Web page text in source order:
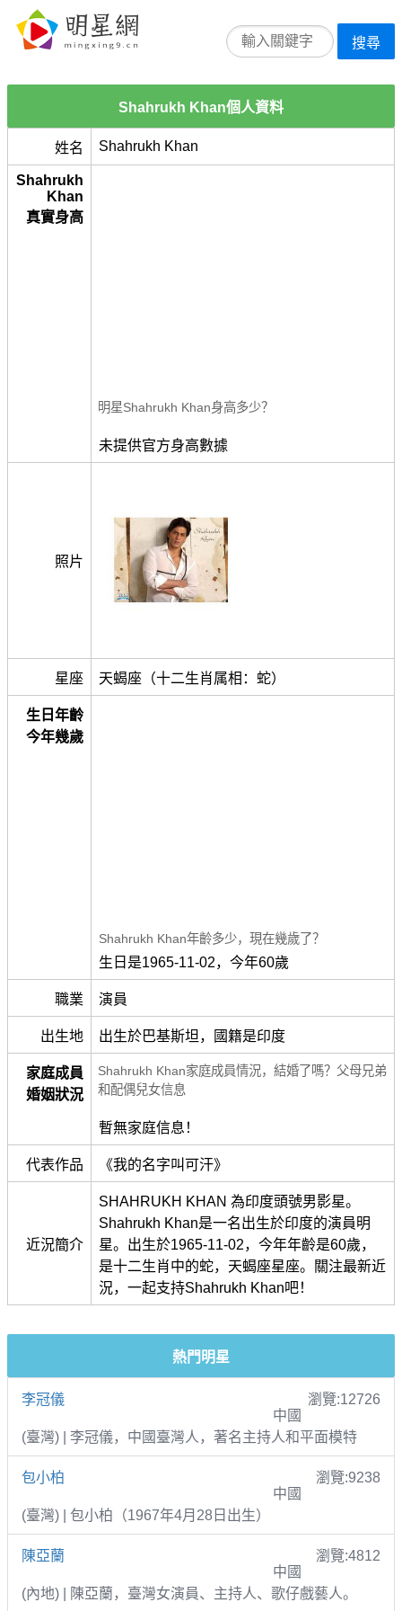
搜尋
Shahrukh Khan個人資料
姓名 Shahrukh Khan
Shahrukh
Khan
真實身高
明星Shahrukh Khan身高多少？
未提供官方身高數據
照片
星座 天蝎座（十二生肖属相：蛇）
生日年齡
今年幾歲
Shahrukh Khan年齡多少，現在幾歲了？
生日是1965-11-02，今年60歲
職業 演員
出生地 出生於巴基斯坦，國籍是印度
家庭成員
婚姻狀況
Shahrukh Khan家庭成員情況，結婚了嗎？父母兄弟
和配偶兒女信息
暫無家庭信息！
代表作品 《我的名字叫可汗》
近況簡介
SHAHRUKH KHAN 為印度頭號男影星。
Shahrukh Khan是一名出生於印度的演員明
星。出生於1965-11-02，今年年齡是60歲，
是十二生肖中的蛇，天蝎座星座。關注最新近
況，一起支持Shahrukh Khan吧！
熱門明星
李冠儀
瀏覽:12726
中國
(臺灣) | 李冠儀，中國臺灣人，著名主持人和平面模特
包小柏
瀏覽:9238
中國
(臺灣) | 包小柏（1967年4月28日出生）
陳亞蘭
瀏覽:4812
中國
(內地) | 陳亞蘭，臺灣女演員、主持人、歌仔戲藝人。